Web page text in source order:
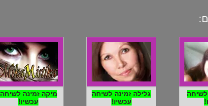
לשיחה
גלילה זמינה לשיחה
עכשיו!
מיקה זמינה לשיחה
עכשיו!